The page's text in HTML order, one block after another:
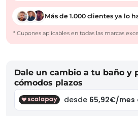
Más de 1.000 clientes ya lo
* Cupones aplicables en todas las marcas
Dale un cambio a tu baño y
cómodos plazos